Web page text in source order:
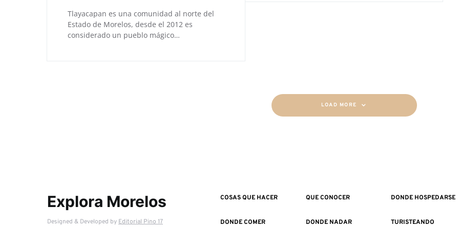
Tlayacapan es una comunidad al norte del
Estado de Morelos, desde el 2012 es
considerado un pueblo mágico…
LOAD MORE
Explora Morelos
Designed & Developed by Editorial Pino 17
COSAS QUE HACER QUE CONOCER DONDE HOSPEDARSE
DONDE COMER DONDE NADAR TURISTEANDO